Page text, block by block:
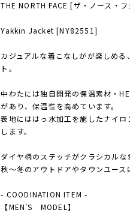
THE NORTH FACE [ザ・ノース・
Yakkin Jacket [NY82551]
カジュアルな着こなしがが楽しめ
ト。
中わたには独自開発の保温素材・
があり、保温性を高めています。
表地にははっ水加工を施したナイ
します。
ダイヤ柄のステッチがクラシカルな
秋～冬のアウトドアやタウンユース
- COODINATION ITEM -
【MEN'S MODEL】